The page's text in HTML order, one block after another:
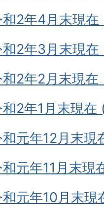
和2年4月末現
和2年3月末現
和2年2月末現
和2年1月末現
和元年12月末
元年11月末
和元年10月末